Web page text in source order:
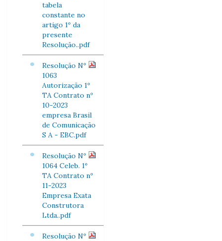
tabela
constante no
artigo 1º da
presente
Resolução..pdf
Resolução Nº
1063
Autorização 1º
TA Contrato nº
10-2023
empresa Brasil
de Comunicação
S A - EBC.pdf
Resolução Nº
1064 Celeb. 1º
TA Contrato nº
11-2023
Empresa Exata
Construtora
Ltda..pdf
Resolução Nº